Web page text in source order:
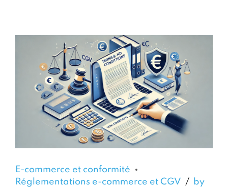
E-commerce et conformité
Réglementations e-commerce et CGV
by